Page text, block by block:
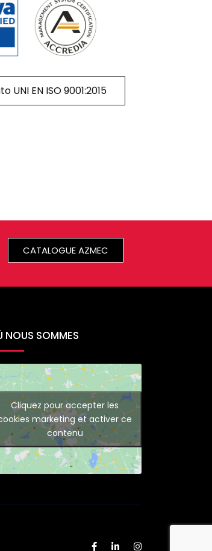
UNI EN ISO 9001:2015
CATALOGUE AZMEC
NOUS SOMMES
Cliquez pour accepter les
marketing et activer ce
contenu